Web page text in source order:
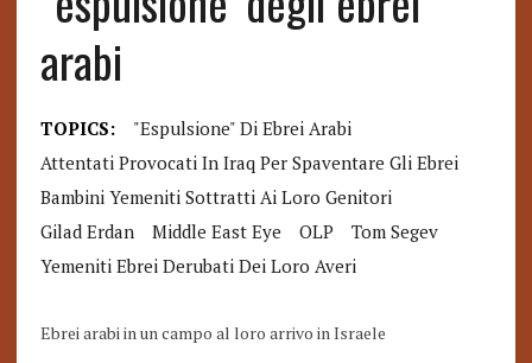
arabi
TOPICS:
"espulsione" Di Ebrei Arabi
Attentati Provocati In Iraq Per Spaventare Gli Ebrei
Bambini Yemeniti Sottratti Ai Loro Genitori
Gilad Erdan
Middle East Eye OLP
Tom Segev
Yemeniti Ebrei Derubati Dei Loro Averi
Ebrei arabi in un campo al loro arrivo in Israele